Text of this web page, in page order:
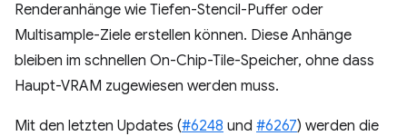
Renderanhänge wie Tiefen-Stencil-Puffer oder
Multisample-Ziele erstellen können. Diese Anhänge
bleiben im schnellen On-Chip-Tile-Speicher, ohne dass
Haupt-VRAM zugewiesen werden muss.
Mit den letzten Updates (#6248 und #6267) werden die